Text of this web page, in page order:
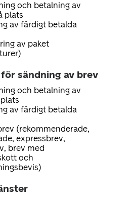
och betalning av
plats
av färdigt betalda
av paket
sändning av brev
och betalning av
av färdigt betalda
(rekommenderade,
expressbrev,
brev med
och